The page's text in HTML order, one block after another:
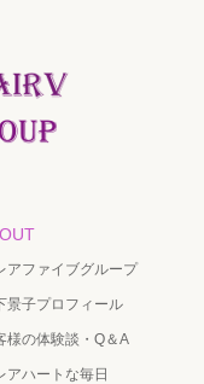
アファイブグループ
景子プロフィール
様の体験談・Q＆A
アハートな毎日